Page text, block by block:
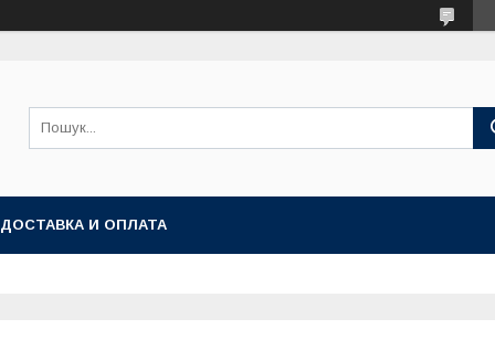
ДОСТАВКА И ОПЛАТА